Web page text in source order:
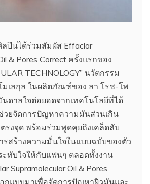
ปินได้ร่วมสัมผัส Effaclar
& Pores Correct ครั้งแรกของ
TECHNOLOGY” นวัตกรรม
มเลกุล ในผลิตภัณฑ์ของ ลา โรช-โพ
นดาลใจต่อยอดจากเทคโนโลยีที่ได้
วยจัดการปัญหาความมันส่วนเกิน
รงจุด พร้อมร่วมพูดคุยถึงเคล็ดลับ
รสร้างความมั่นใจในแบบฉบับของตัว
ะทับใจให้กับแฟนๆ ตลอดทั้งงาน
Supramolecular Oil & Pores
กแบบมาเพื่อจัดการปัญหาผิวมันและ